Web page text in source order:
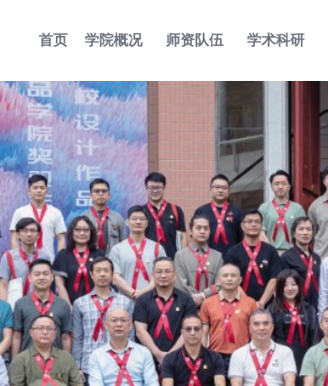
首页 学院概况 师资队伍 学术科研